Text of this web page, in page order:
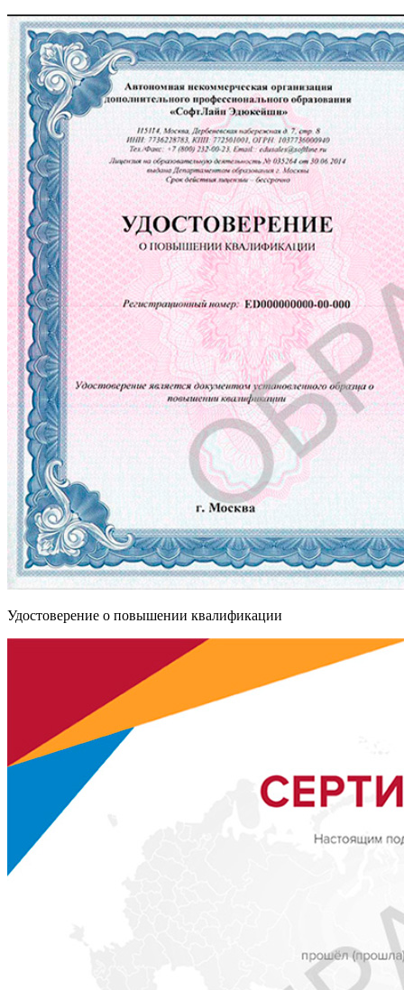
Удостоверение о повышении квалификации